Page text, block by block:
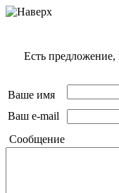
Есть
Ваше имя
Ваш e-mail
Сообщение